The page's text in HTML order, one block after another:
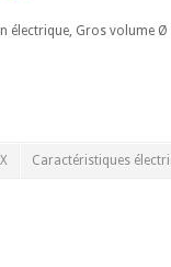
électrique, Gros volume
Caractéristiques